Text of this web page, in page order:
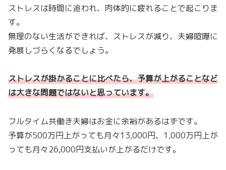
ストレスは時間に追われ、肉体的に疲れることで起こりま
す。
無理のない生活ができれば、ストレスが減り、夫婦喧嘩に
発展しづらくなるでしょう。
ストレスが掛かることに比べたら、予算が上がることなど
は大きな問題ではないと思っています。
フルタイム共働き夫婦はお金に余裕があるはずです。
予算が500万円上がっても月々13,000円、1,000万円上が
っても月々26,000円支払いが上がるだけです。